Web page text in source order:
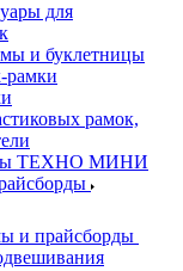
для
и буклетницы
рамки
рамок,
ТЕХНО МИНИ
и прайсборды